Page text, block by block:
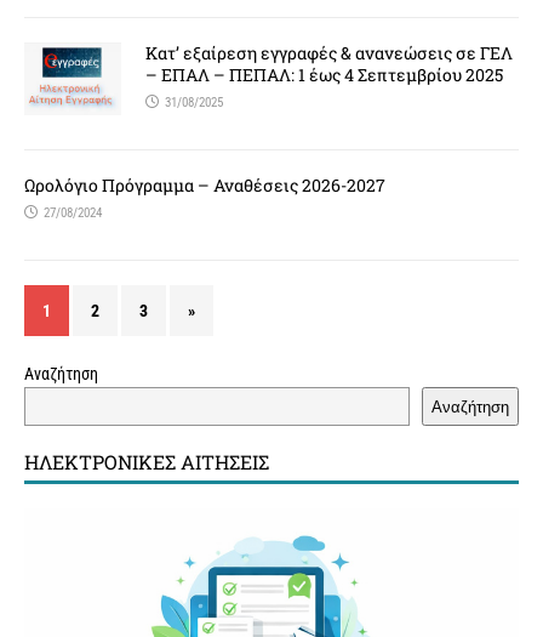
Κατ’ εξαίρεση εγγραφές & ανανεώσεις σε ΓΕΛ
– ΕΠΑΛ – ΠΕΠΑΛ: 1 έως 4 Σεπτεμβρίου 2025
31/08/2025
Ωρολόγιο Πρόγραμμα – Αναθέσεις 2026-2027
27/08/2024
1 2 3 »
Αναζήτηση
Αναζήτηση
ΗΛΕΚΤΡΟΝΙΚΈΣ ΑΙΤΉΣΕΙΣ